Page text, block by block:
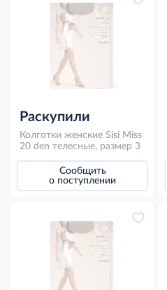
Раскупили
Колготки женские Sisi Miss
20 den телесные, размер 3
Сообщить
о поступлении